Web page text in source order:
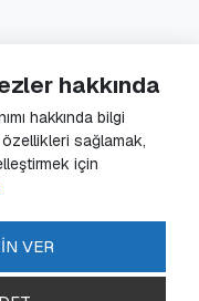
hakkında
hakkında bilgi
sağlamak,
için
VER